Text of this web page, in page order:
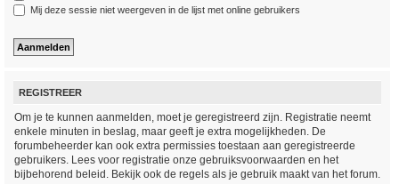
Mij deze sessie niet weergeven in de lijst met online gebruikers
REGISTREER
Om je te kunnen aanmelden, moet je geregistreerd zijn. Registratie neemt
enkele minuten in beslag, maar geeft je extra mogelijkheden. De
forumbeheerder kan ook extra permissies toestaan aan geregistreerde
gebruikers. Lees voor registratie onze gebruiksvoorwaarden en het
bijbehorend beleid. Bekijk ook de regels als je gebruik maakt van het forum.